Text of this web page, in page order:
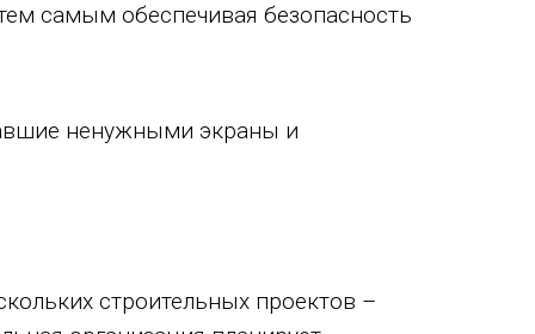
самым обеспечивая безопасность
ненужными экраны и
строительных проектов –